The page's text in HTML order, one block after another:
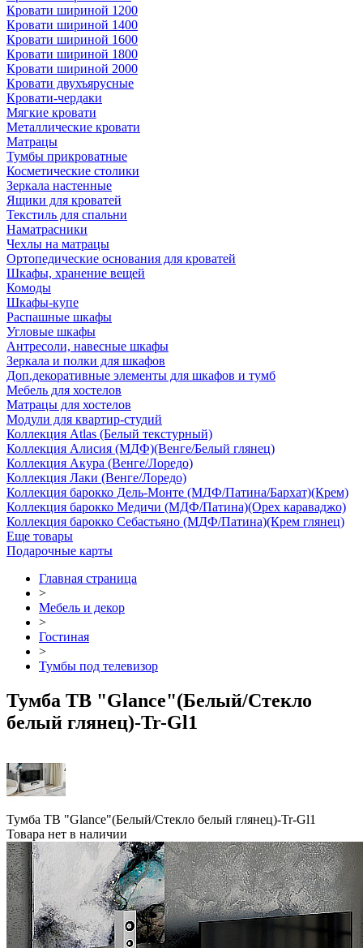
Кровати шириной 1200
Кровати шириной 1400
Кровати шириной 1600
Кровати шириной 1800
Кровати шириной 2000
Кровати двухъярусные
Кровати-чердаки
Мягкие кровати
Металлические кровати
Матрацы
Тумбы прикроватные
Косметические столики
Зеркала настенные
Ящики для кроватей
Текстиль для спальни
Наматрасники
Чехлы на матрацы
Ортопедические основания для кроватей
Шкафы, хранение вещей
Комоды
Шкафы-купе
Распашные шкафы
Угловые шкафы
Антресоли, навесные шкафы
Зеркала и полки для шкафов
Доп.декоративные элементы для шкафов и тумб
Мебель для хостелов
Матрацы для хостелов
Модули для квартир-студий
Коллекция Atlas (Белый текстурный)
Коллекция Алисия (МДФ)(Венге/Белый глянец)
Коллекция Акура (Венге/Лоредо)
Коллекция Лаки (Венге/Лоредо)
Коллекция барокко Дель-Монте (МДФ/Патина/Бархат)(Крем)
Коллекция барокко Медичи (МДФ/Патина)(Орех караваджо)
Коллекция барокко Себастьяно (МДФ/Патина)(Крем глянец)
Еще товары
Подарочные карты
Главная страница
>
Мебель и декор
>
Гостиная
>
Тумбы под телевизор
Тумба ТВ "Glance"(Белый/Стекло
белый глянец)-Tr-Gl1
Тумба ТВ "Glance"(Белый/Стекло белый глянец)-Tr-Gl1
Товара нет в наличии